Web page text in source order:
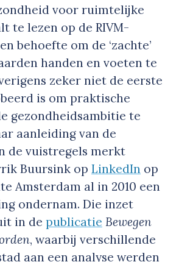
voor ruimtelijke
te lezen op de RIVM-
behoefte om de ‘zachte’
handen en voeten te
zeker niet de eerste
is om praktische
gezondheidsambitie te
aanleiding van de
de vuistregels merkt
Buursink op LinkedIn op
Amsterdam al in 2010 een
ondernam. Die inzet
in de publicatie Bewegen
, waarbij verschillende
aan een analyse werden